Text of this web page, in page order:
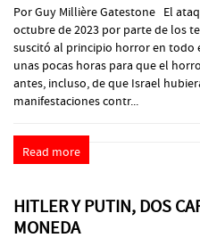
Por Guy Millière Gatestone El
octubre de 2023 por parte de los
suscitó al principio horror en todo
unas pocas horas para que el
antes, incluso, de que Israel
manifestaciones contr...
Read more
HITLER Y PUTIN, DOS
MONEDA